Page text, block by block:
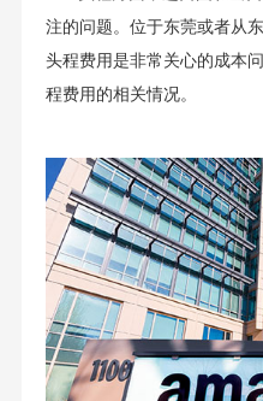
注的问题。位于东莞或者从
头程费用是非常关心的成本
程费用的相关情况。